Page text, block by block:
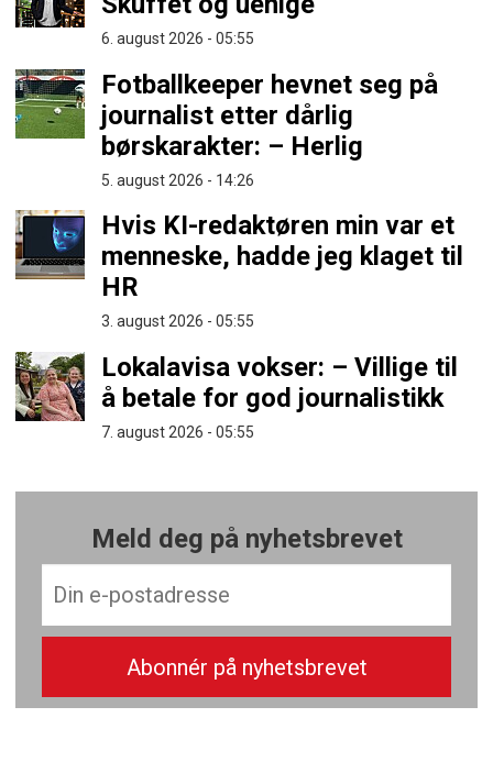
6. august 2026 - 05:55
Fotballkeeper hevnet seg på
journalist etter dårlig
børskarakter: – Herlig
5. august 2026 - 14:26
Hvis KI-redaktøren min var et
menneske, hadde jeg klaget til
HR
3. august 2026 - 05:55
Lokalavisa vokser: – Villige til
å betale for god journalistikk
7. august 2026 - 05:55
Meld deg på nyhetsbrevet